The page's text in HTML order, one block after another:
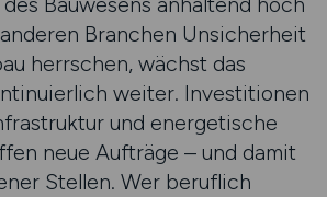
Branchen Unsicherheit
herrschen, wächst das
weiter. Investitionen
und energetische
neue Aufträge – und damit
Stellen. Wer beruflich